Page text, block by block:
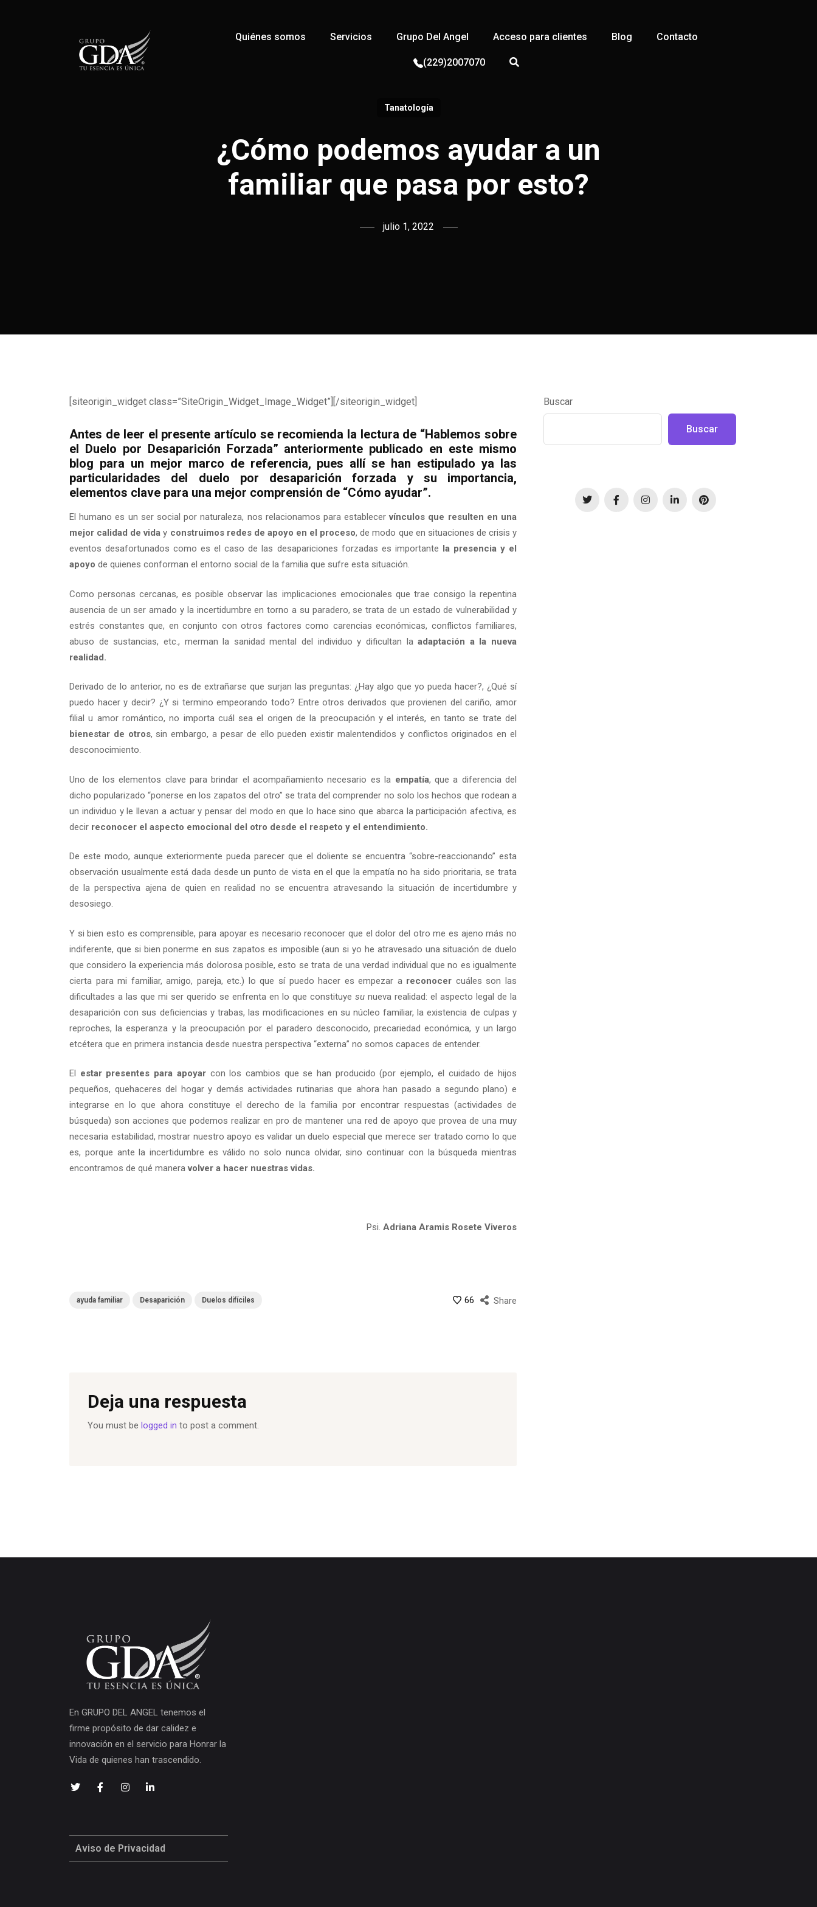
Quiénes somos Servicios Grupo Del Angel Acceso para clientes Blog Contacto
(229)2007070
Tanatología
¿Cómo podemos ayudar a un
familiar que pasa por esto?
julio 1, 2022
[siteorigin_widget class=”SiteOrigin_Widget_Image_Widget”][/siteorigin_widget]
Antes de leer el presente artículo se recomienda la lectura de “Hablemos sobre
el Duelo por Desaparición Forzada” anteriormente publicado en este mismo
blog para un mejor marco de referencia, pues allí se han estipulado ya las
particularidades del duelo por desaparición forzada y su importancia,
elementos clave para una mejor comprensión de “Cómo ayudar”.
El humano es un ser social por naturaleza, nos relacionamos para establecervínculos que resulten en una
mejor calidad de vida y construimos redes de apoyo en el proceso, de modo que en situaciones de crisis y
eventos desafortunados como es el caso de las desapariciones forzadas es importante la presencia y el
apoyo de quienes conforman el entorno social de la familia que sufre esta situación.
Como personas cercanas, es posible observar las implicaciones emocionales que trae consigo la repentina
ausencia de un ser amado y la incertidumbre en torno a su paradero, se trata de un estado de vulnerabilidad y
estrés constantes que, en conjunto con otros factores como carencias económicas, conflictos familiares,
abuso de sustancias, etc., merman la sanidad mental del individuo y dificultan laadaptación a la nueva
realidad.
Derivado de lo anterior, no es de extrañarse que surjan las preguntas: ¿Hay algo que yo pueda hacer?, ¿Qué sí
puedo hacer y decir? ¿Y si termino empeorando todo? Entre otros derivados que provienen del cariño, amor
filial u amor romántico, no importa cuál sea el origen de la preocupación y el interés, en tanto se trate del
bienestar de otros, sin embargo, a pesar de ello pueden existir malentendidos y conflictos originados en el
desconocimiento.
Uno de los elementos clave para brindar el acompañamiento necesario es la empatía, que a diferencia del
dicho popularizado “ponerse en los zapatos del otro” se trata del comprender no solo los hechos que rodean a
un individuo y le llevan a actuar y pensar del modo en que lo hace sino que abarca la participación afectiva, es
decir reconocer el aspecto emocional del otro desde el respeto y el entendimiento.
De este modo, aunque exteriormente pueda parecer que el doliente se encuentra “sobre-reaccionando” esta
observación usualmente está dada desde un punto de vista en el que la empatía no ha sido prioritaria, se trata
de la perspectiva ajena de quien en realidad no se encuentra atravesando la situación de incertidumbre y
desosiego.
Y si bien esto es comprensible, para apoyar es necesario reconocer que el dolor del otro me es ajeno más no
indiferente, que si bien ponerme en sus zapatos es imposible (aun si yo he atravesado una situación de duelo
que considero la experiencia más dolorosa posible, esto se trata de una verdad individual que no es igualmente
cierta para mi familiar, amigo, pareja, etc.) lo que sí puedo hacer es empezar a reconocer cuáles son las
dificultades a las que mi ser querido se enfrenta en lo que constituye su nueva realidad: el aspecto legal de la
desaparición con sus deficiencias y trabas, las modificaciones en su núcleo familiar, la existencia de culpas y
reproches, la esperanza y la preocupación por el paradero desconocido, precariedad económica, y un largo
etcétera que en primera instancia desde nuestra perspectiva “externa” no somos capaces de entender.
El estar presentes para apoyarcon los cambios que se han producido (por ejemplo, el cuidado de hijos
pequeños, quehaceres del hogar y demás actividades rutinarias que ahora han pasado a segundo plano) e
integrarse en lo que ahora constituye el derecho de la familia por encontrar respuestas (actividades de
búsqueda) son acciones que podemos realizar en pro de mantener una red de apoyo que provea de una muy
necesaria estabilidad, mostrar nuestro apoyo es validar un duelo especial que merece ser tratado como lo que
es, porque ante la incertidumbre es válido no solo nunca olvidar, sino continuar con la búsqueda mientras
encontramos de qué maneravolver a hacer nuestras vidas.
Psi. Adriana Aramis Rosete Viveros
ayuda familiar Desaparición Duelos difíciles Share
66
Deja una respuesta
You must be logged in to post a comment.
Buscar
Buscar
En GRUPO DEL ANGEL tenemos el
firme propósito de dar calidez e
innovación en el servicio para Honrar la
Vida de quienes han trascendido.
Aviso de Privacidad